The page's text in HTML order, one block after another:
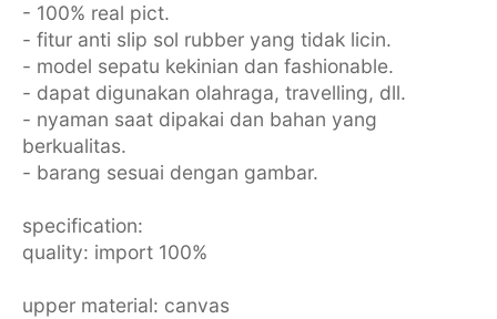
- 100% real pict.
- fitur anti slip sol rubber yang tidak licin.
- model sepatu kekinian dan fashionable.
- dapat digunakan olahraga, travelling, dll.
- nyaman saat dipakai dan bahan yang
berkualitas.
- barang sesuai dengan gambar.
specification:
quality: import 100%
upper material: canvas